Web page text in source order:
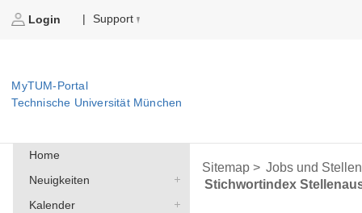
Login | Support
MyTUM-Portal
Technische Universität München
Home
Neuigkeiten
Kalender
Sitemap > Jobs und
Stichwortindex